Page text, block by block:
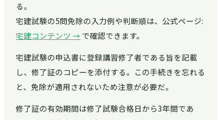
る。
宅建試験の5問免除の入力例や判断順は、公式ページ:
宅建コンテンツ → で確認できます。
宅建試験の申込書に登録講習修了者である旨を記載
し、修了証のコピーを添付する。この手続きを忘れる
と、免除が適用されないため注意が必要だ。
修了証の有効期間は修了試験合格日から3年間であ